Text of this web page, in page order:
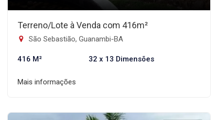
Terreno/Lote à Venda com 416m²
São Sebastião, Guanambi-BA
416 M² 32 x 13 Dimensões
Mais informações